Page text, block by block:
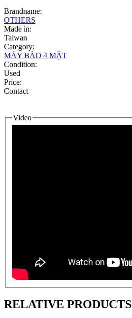
Brandname:
OTHERS
Made in:
Taiwan
Category:
MÁY BÀO 4 MẶT
Condition:
Used
Price:
Contact
Video
RELATIVE PRODUCTS